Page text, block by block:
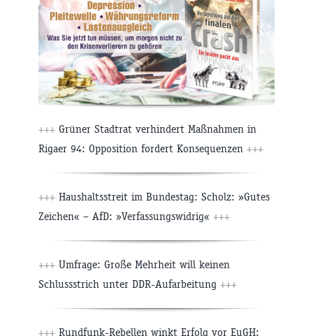
+++ Grüner Stadtrat verhindert Maßnahmen in
Rigaer 94: Opposition fordert Konsequenzen +++
+++ Haushaltsstreit im Bundestag: Scholz: »Gutes
Zeichen« – AfD: »Verfassungswidrig« +++
+++ Umfrage: Große Mehrheit will keinen
Schlussstrich unter DDR-Aufarbeitung +++
+++ Rundfunk-Rebellen winkt Erfolg vor EuGH: